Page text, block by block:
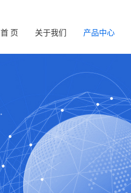
首 页 关于我们 产品中心